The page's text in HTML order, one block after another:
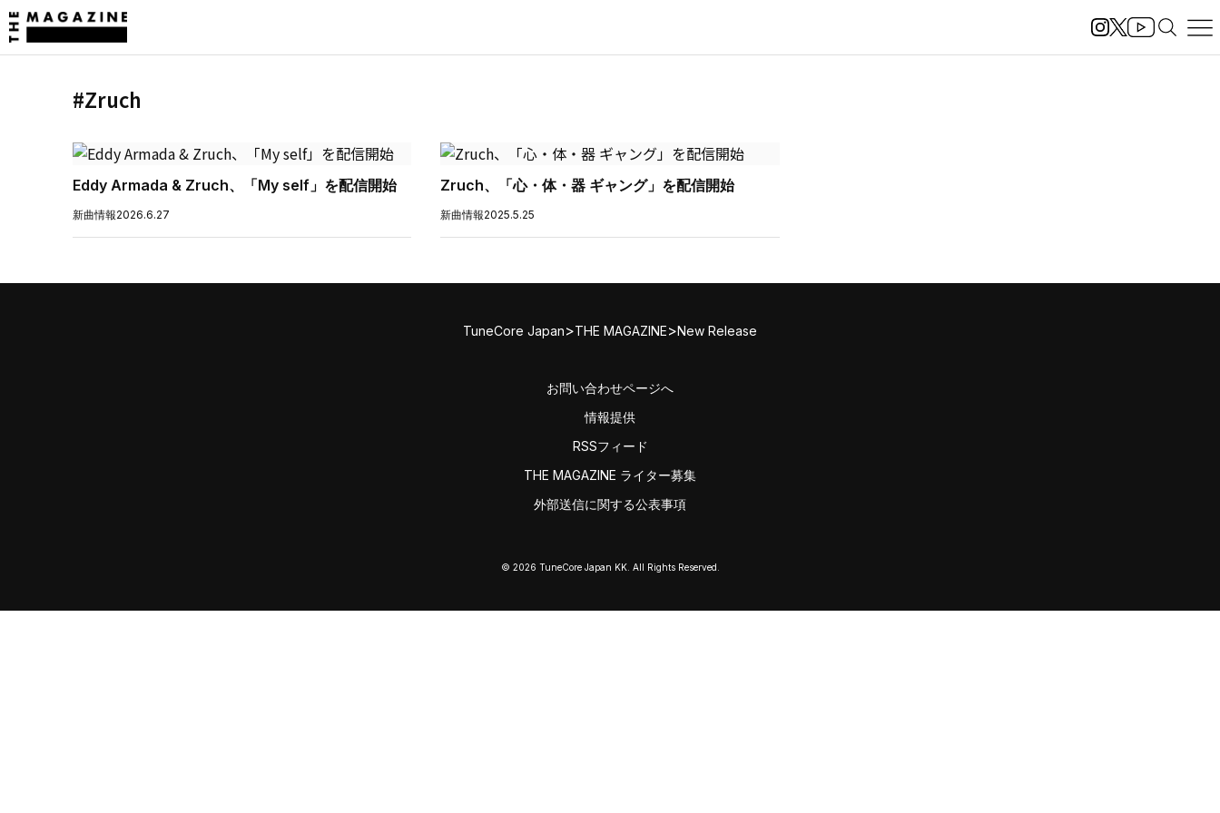
#Zruch
Eddy Armada & Zruch、「My self」を配信開始
新曲情報2026.6.27
Zruch、「心・体・器 ギャング」を配信開始
新曲情報2025.5.25
TuneCore Japan>THE MAGAZINE>New Release
お問い合わせページへ
情報提供
RSSフィード
THE MAGAZINE ライター募集
外部送信に関する公表事項
© 2026 TuneCore Japan KK. All Rights Reserved.